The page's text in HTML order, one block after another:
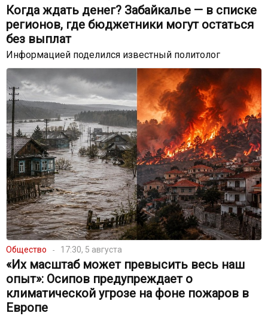
Когда ждать денег? Забайкалье — в списке
регионов, где бюджетники могут остаться
без выплат
Информацией поделился известный политолог
Общество 17:30, 5 августа
«Их масштаб может превысить весь наш
опыт»: Осипов предупреждает о
климатической угрозе на фоне пожаров в
Европе